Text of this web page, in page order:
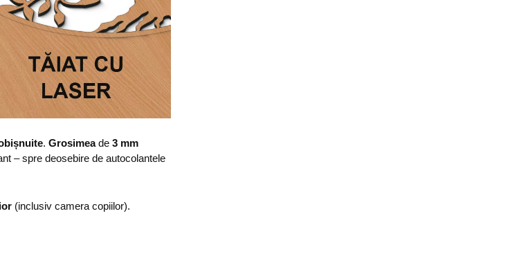
. Grosimeade 3 mm
– spre deosebire de autocolantele
(inclusiv camera copiilor).